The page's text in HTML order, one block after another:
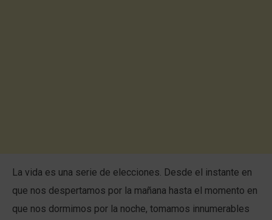
La vida es una serie de elecciones. Desde el instante en
que nos despertamos por la mañana hasta el momento en
que nos dormimos por la noche, tomamos innumerables